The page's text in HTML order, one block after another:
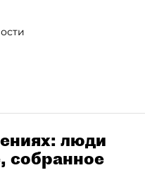
люди
собранное